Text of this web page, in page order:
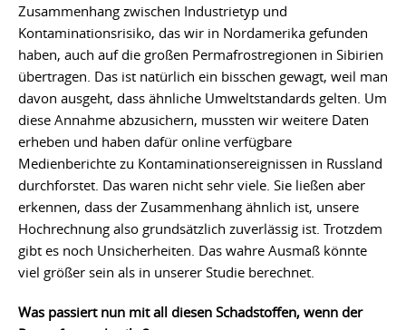
Zusammenhang zwischen Industrietyp und
Kontaminationsrisiko, das wir in Nordamerika gefunden
haben, auch auf die großen Permafrostregionen in Sibirien
übertragen. Das ist natürlich ein bisschen gewagt, weil man
davon ausgeht, dass ähnliche Umweltstandards gelten. Um
diese Annahme abzusichern, mussten wir weitere Daten
erheben und haben dafür online verfügbare
Medienberichte zu Kontaminationsereignissen in Russland
durchforstet. Das waren nicht sehr viele. Sie ließen aber
erkennen, dass der Zusammenhang ähnlich ist, unsere
Hochrechnung also grundsätzlich zuverlässig ist. Trotzdem
gibt es noch Unsicherheiten. Das wahre Ausmaß könnte
viel größer sein als in unserer Studie berechnet.
Was passiert nun mit all diesen Schadstoffen, wenn der